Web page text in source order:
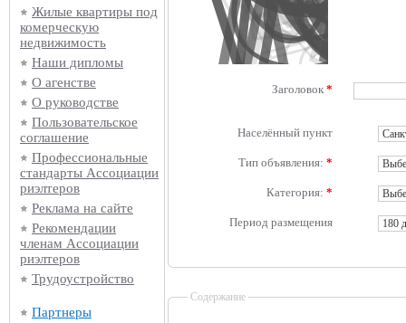
Жилые квартиры под
комерческую
недвижимость
Наши дипломы
О агенстве
О руководстве
Пользовательское
соглашение
Профессиональные
стандарты Ассоциации
риэлтеров
Реклама на сайте
Рекомендации
членам Ассоциации
риэлтеров
Трудоустройство
Партнеры
Заголовок *
Населённый пункт
Тип объявления: *
Категория: *
Период размещения
Содержание